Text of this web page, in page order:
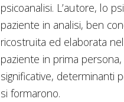
psicoanalisi. L’autore, lo
paziente in analisi, ben
ricostruita ed elaborata
paziente in prima
significative, determinanti
si formarono.